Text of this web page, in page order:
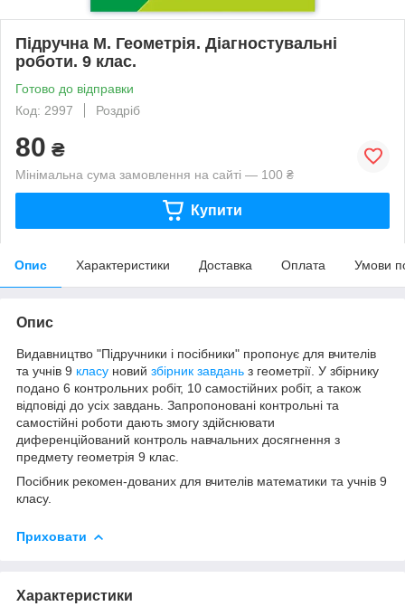
Підручна М. Геометрія. Діагностувальні
роботи. 9 клас.
Готово до відправки
Код: 2997
Роздріб
80 ₴
Мінімальна сума замовлення на сайті — 100 ₴
Купити
Опис Характеристики Доставка Оплата Умови
Опис
Видавництво "Підручники і посібники" пропонує для вчителів
та учнів 9 класу новий збірник завдань з геометрії. У збірнику
подано 6 контрольних робіт, 10 самостійних робіт, а також
відповіді до усіх завдань. Запропоновані контрольні та
самостійні роботи дають змогу здійснювати
диференційований контроль навчальних досягнення з
предмету геометрія 9 клас.
Посібник рекомен-дованих для вчителів математики та учнів 9
класу.
Приховати
Характеристики